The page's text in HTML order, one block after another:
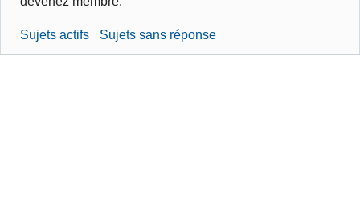
Devenir membre
Sujets actifs Sujets sans réponse